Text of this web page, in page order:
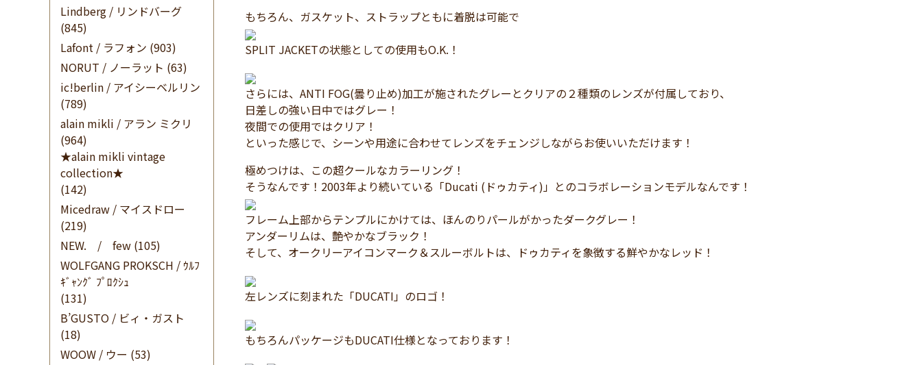
Lindberg / リンドバーグ
(845)
Lafont / ラフォン (903)
NORUT / ノーラット (63)
ic!berlin / アイシーベルリン
(789)
alain mikli / アラン ミクリ
(964)
★alain mikli vintage
collection★
(142)
Micedraw / マイスドロー
(219)
NEW. / few (105)
WOLFGANG PROKSCH / ｳﾙﾌ
ｷﾞｬﾝｸﾞ ﾌﾟﾛｸｼｭ
(131)
B’GUSTO / ビィ・ガスト
(18)
WOOW / ウー (53)
もちろん、ガスケット、ストラップともに着脱は可能で
SPLIT JACKETの状態としての使用もO.K.！
さらには、ANTI FOG(曇り止め)加工が施されたグレーとクリアの２種類のレンズが付属しており、
日差しの強い日中ではグレー！
夜間での使用ではクリア！
といった感じで、シーンや用途に合わせてレンズをチェンジしながらお使いいただけます！
極めつけは、この超クールなカラーリング！
そうなんです！2003年より続いている「Ducati (ドゥカティ)」とのコラボレーションモデルなんです！
フレーム上部からテンプルにかけては、ほんのりパールがかったダークグレー！
アンダーリムは、艶やかなブラック！
そして、オークリーアイコンマーク＆スルーボルトは、ドゥカティを象徴する鮮やかなレッド！
左レンズに刻まれた「DUCATI」のロゴ！
もちろんパッケージもDUCATI仕様となっております！